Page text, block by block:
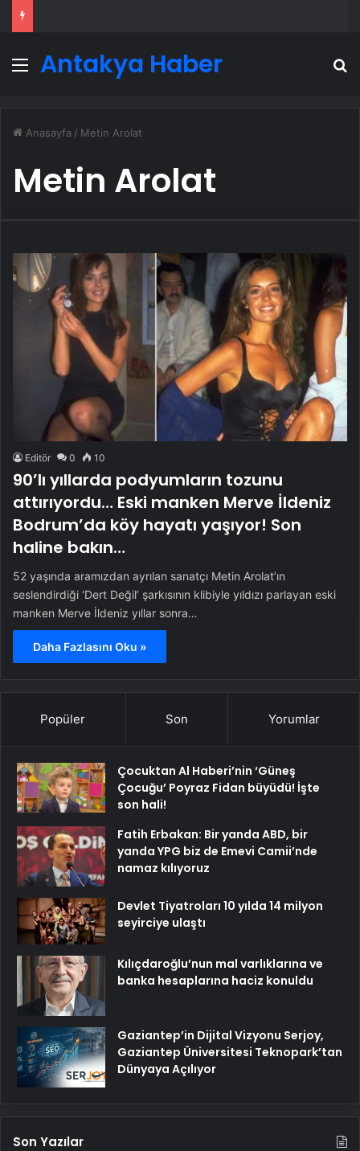
Menü
Antakya Haber
Anasayfa / Metin Arolat
Metin Arolat
Editör 0 10
90’lı yıllarda podyumların tozunu
attırıyordu… Eski manken Merve İldeniz
Bodrum’da köy hayatı yaşıyor! Son
haline bakın…
52 yaşında aramızdan ayrılan sanatçı Metin Arolat’ın
seslendirdiği ‘Dert Değil’ şarkısının klibiyle yıldızı parlayan eski
manken Merve İldeniz yıllar sonra…
Daha Fazlasını Oku »
Popüler Son Yorumlar
Çocuktan Al Haberi’nin ‘Güneş
Çocuğu’ Poyraz Fidan büyüdü! İşte
son hali!
Fatih Erbakan: Bir yanda ABD, bir
yanda YPG biz de Emevi Camii’nde
namaz kılıyoruz
Devlet Tiyatroları 10 yılda 14 milyon
seyirciye ulaştı
Kılıçdaroğlu’nun mal varlıklarına ve
banka hesaplarına haciz konuldu
Gaziantep’in Dijital Vizyonu Serjoy,
Gaziantep Üniversitesi Teknopark’tan
Dünyaya Açılıyor
Son Yazılar